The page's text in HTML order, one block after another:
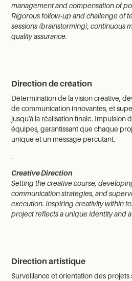
management and compensation of
Rigorous follow-up and challenge of
sessions (brainstorming), continuous
quality assurance.
Direction de création
Détermination de la vision créative,
de communication innovantes, et
jusqu'à la réalisation finale. Impulsion
équipes, garantissant que chaque
unique et un message percutant.
Creative Direction
Setting the creative course,
communication strategies, and
execution. Inspiring creativity within
project reflects a unique identity and
Direction artistique
Surveillance et orientation des projets